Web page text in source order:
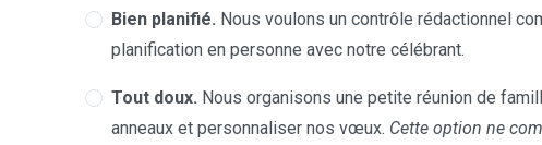
Bien planifié. Nous voulons un contrôle rédactionnel
planification en personne avec notre célébrant.
Tout doux. Nous organisons une petite réunion de
anneaux et personnaliser nos vœux. Cette option ne